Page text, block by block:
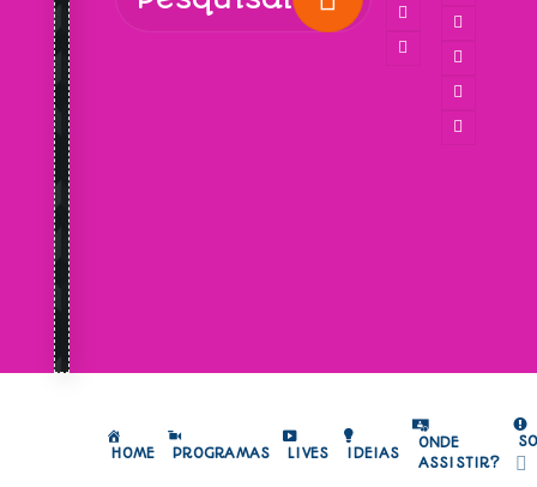
HOME PROGRAMAS LIVES IDEIAS
ONDE
ASSISTIR?